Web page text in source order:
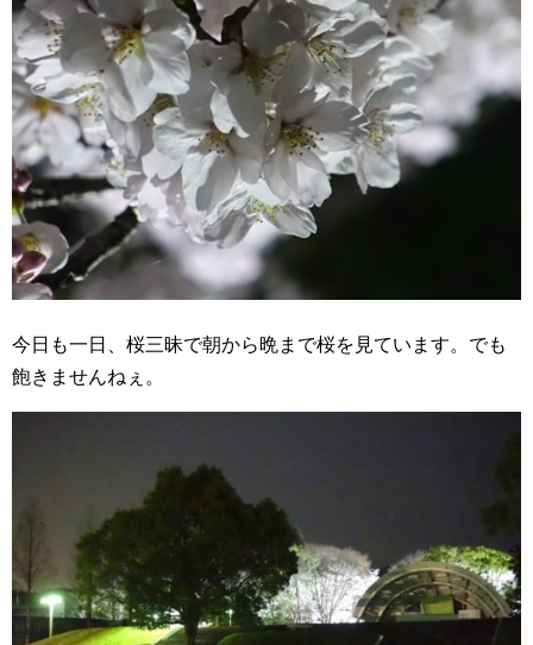
今日も一日、桜三昧で朝から晩まで桜を見ています。でも
飽きませんねぇ。